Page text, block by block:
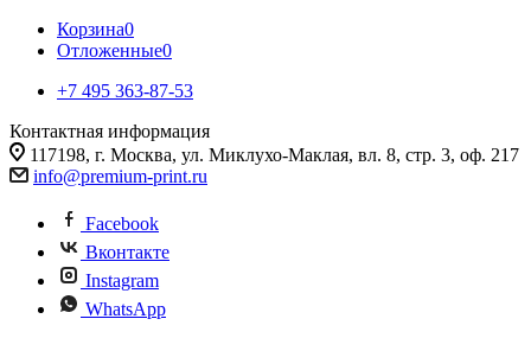
Корзина0
Отложенные0
+7 495 363-87-53
Контактная информация
117198, г. Москва, ул. Миклухо-Маклая, вл. 8, стр. 3, оф. 217
info@premium-print.ru
Facebook
Вконтакте
Instagram
WhatsApp